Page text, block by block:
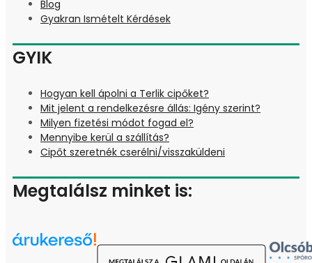
Blog
Gyakran Ismételt Kérdések
GYIK
Hogyan kell ápolni a Terlik cipőket?
Mit jelent a rendelkezésre állás: Igény szerint?
Milyen fizetési módot fogad el?
Mennyibe kerül a szállítás?
Cipőt szeretnék cserélni/visszaküldeni
Megtalálsz minket is: